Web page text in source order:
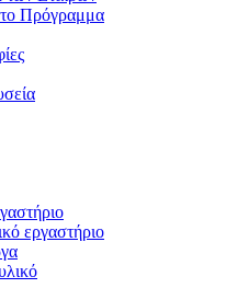
Πρόγραμμα
εργαστήριο